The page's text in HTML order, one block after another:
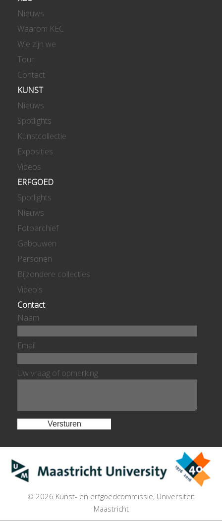
Nieuws
Waarom KEC
Wie zijn we
Tour
Contact
KUNST
Nieuws
Spotlights
Kunstcollectie
Exposities
Videos
ERFGOED
Spotlights
Nieuws
Fotoarchief
Gebouwen
Personen
Bijzondere collecties
Video's
Contact
Naam
Email
Uw vraag of opmerking
© 2026 Kunst- en erfgoedcommissie, Universiteit
Maastricht